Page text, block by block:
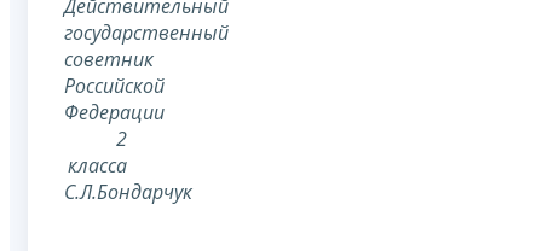
Действительный
государственный
советник
Российской
Федерации
2
класса
С.Л.Бондарчук